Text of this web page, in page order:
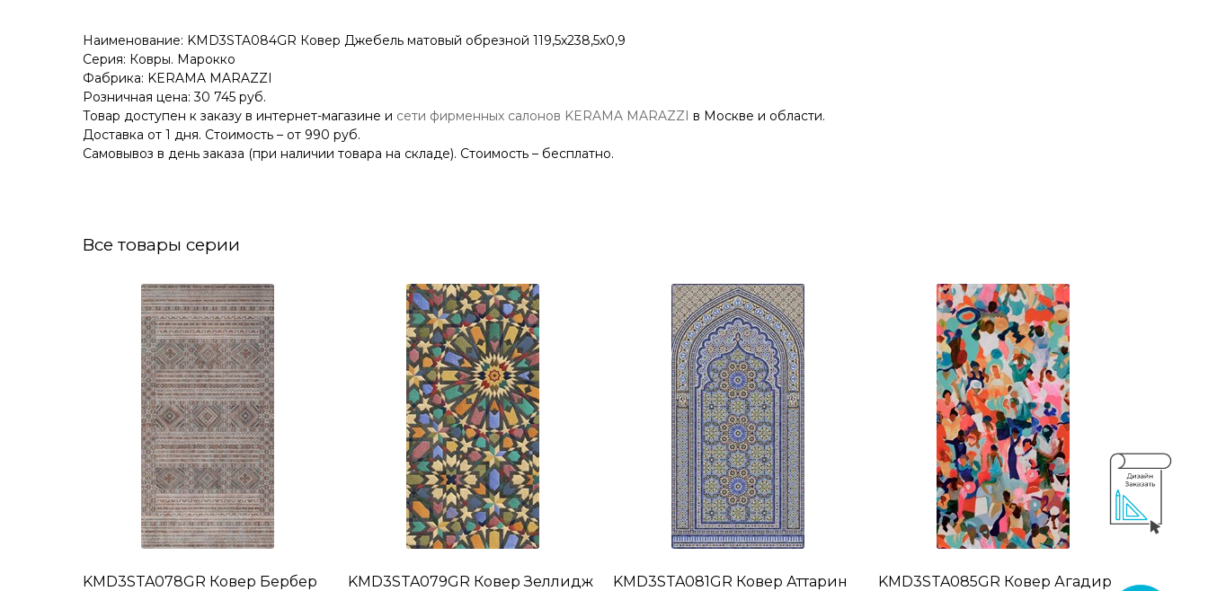
Наименование: KMD3STA084GR Ковер Джебель матовый обрезной 119,5x238,5x0,9
Серия: Ковры. Марокко
Фабрика: KERAMA MARAZZI
Розничная цена: 30 745 руб.
Товар доступен к заказу в интернет-магазине и сети фирменных салонов KERAMA MARAZZI в Москве и области.
Доставка от 1 дня. Стоимость – от 990 руб.
Самовывоз в день заказа (при наличии товара на складе). Стоимость – бесплатно.
Все товары серии
KMD3STA078GR Ковер Бербер
KMD3STA079GR Ковер Зеллидж
KMD3STA081GR Ковер Аттарин
KMD3STA085GR Ковер Агадир